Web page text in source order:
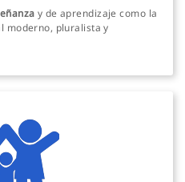
y de aprendizaje como la
moderno, pluralista y